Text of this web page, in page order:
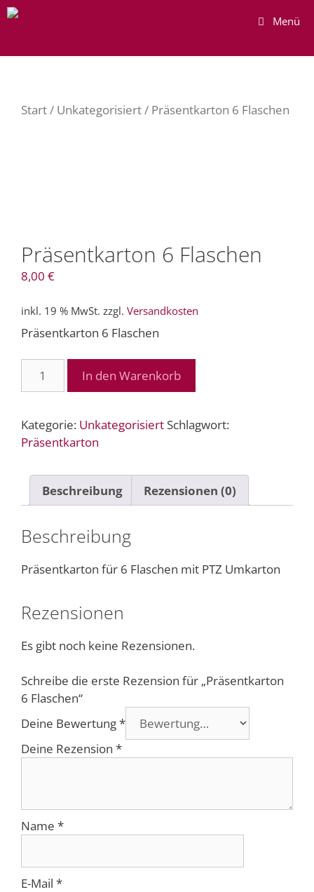
Zum
Menü
Start/ Unkategorisiert/ Präsentkarton 6 Flaschen
Präsentkarton 6 Flaschen
8,00 €
inkl. 19 % MwSt. zzgl. Versandkosten
Präsentkarton 6 Flaschen
Menge
In den Warenkorb
Kategorie: Unkategorisiert Schlagwort:
Präsentkarton
Beschreibung Rezensionen (0)
Beschreibung
Präsentkarton für 6 Flaschen mit PTZ Umkarton
Rezensionen
Es gibt noch keine Rezensionen.
Schreibe die erste Rezension für „Präsentkarton
6 Flaschen“
Deine Bewertung*
Deine Rezension *
Name *
E-Mail *